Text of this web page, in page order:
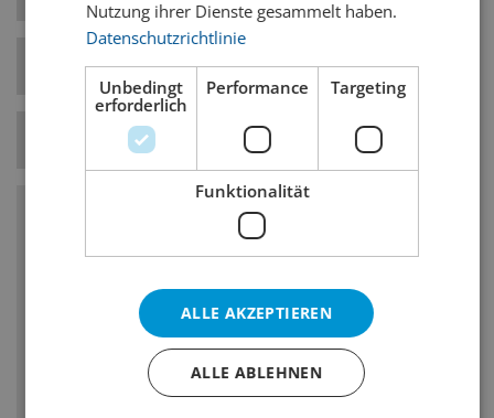
Bierstil-Kategorie Pale Ale
Temperatur 7° C
Hopfenbittere, -geschmack und -geruch:
mittel bis hoch
Körper: mittel
Malzgeschmack und -geruch: gering bis
Nutzung ihrer Dienste gesammelt haben.
Datenschutzrichtlinie
Unbedingt
erforderlich
Performance Targeting
Funktionalität
ALLE AKZEPTIEREN
ALLE ABLEHNEN